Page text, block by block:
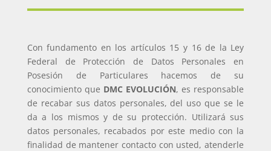
Con fundamento en los artículos 15 y 16 de la Ley
Federal de Protección de Datos Personales en
Posesión de Particulares hacemos de su
conocimiento que DMC EVOLUCIÓN, es responsable
de recabar sus datos personales, del uso que se le
da a los mismos y de su protección. Utilizará sus
datos personales, recabados por este medio con la
finalidad de mantener contacto con usted, atenderle